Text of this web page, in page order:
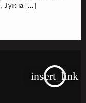
Јужна […]
insert_link